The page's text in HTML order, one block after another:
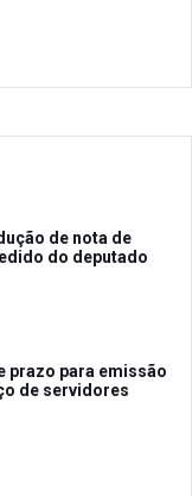
de nota de
do deputado
prazo para emissão
de servidores